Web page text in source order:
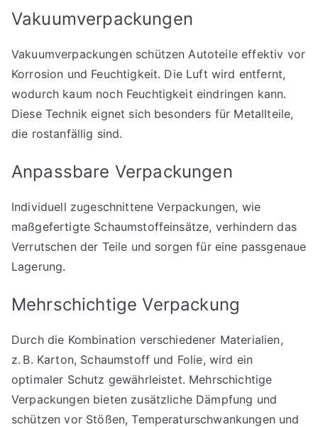
Vakuumverpackungen
Vakuumverpackungen schützen Autoteile effektiv vor
Korrosion und Feuchtigkeit. Die Luft wird entfernt,
wodurch kaum noch Feuchtigkeit eindringen kann.
Diese Technik eignet sich besonders für Metallteile,
die rostanfällig sind.
Anpassbare Verpackungen
Individuell zugeschnittene Verpackungen, wie
maßgefertigte Schaumstoffeinsätze, verhindern das
Verrutschen der Teile und sorgen für eine passgenaue
Lagerung.
Mehrschichtige Verpackung
Durch die Kombination verschiedener Materialien,
z. B. Karton, Schaumstoff und Folie, wird ein
optimaler Schutz gewährleistet. Mehrschichtige
Verpackungen bieten zusätzliche Dämpfung und
schützen vor Stößen, Temperaturschwankungen und